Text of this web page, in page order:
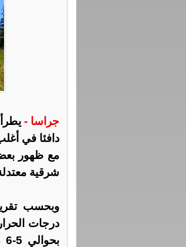
جراسا -
دافئا في
مع ظهور بعض
شرقية
وبحسب
درجات